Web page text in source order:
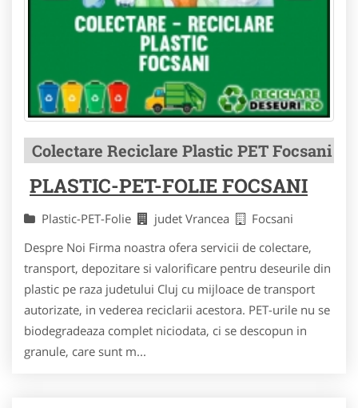
Colectare Reciclare Plastic PET Focsani
PLASTIC-PET-FOLIE FOCSANI
Plastic-PET-Folie judet Vrancea
Focsani
Despre Noi Firma noastra ofera servicii de colectare,
transport, depozitare si valorificare pentru deseurile din
plastic pe raza judetului Cluj cu mijloace de transport
autorizate, in vederea reciclarii acestora. PET-urile nu se
biodegradeaza complet niciodata, ci se descopun in
granule, care sunt m...